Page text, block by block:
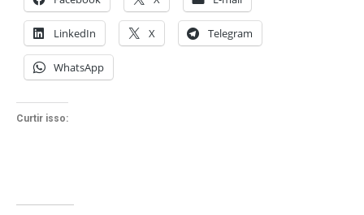
LinkedIn X Telegram
WhatsApp
Curtir isso: